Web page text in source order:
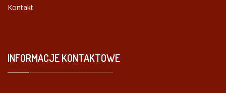
Kontakt
INFORMACJEKONTAKTOWE